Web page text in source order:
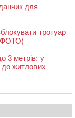
для
тротуар
(ФОТО)
3 метрів: у
до житлових